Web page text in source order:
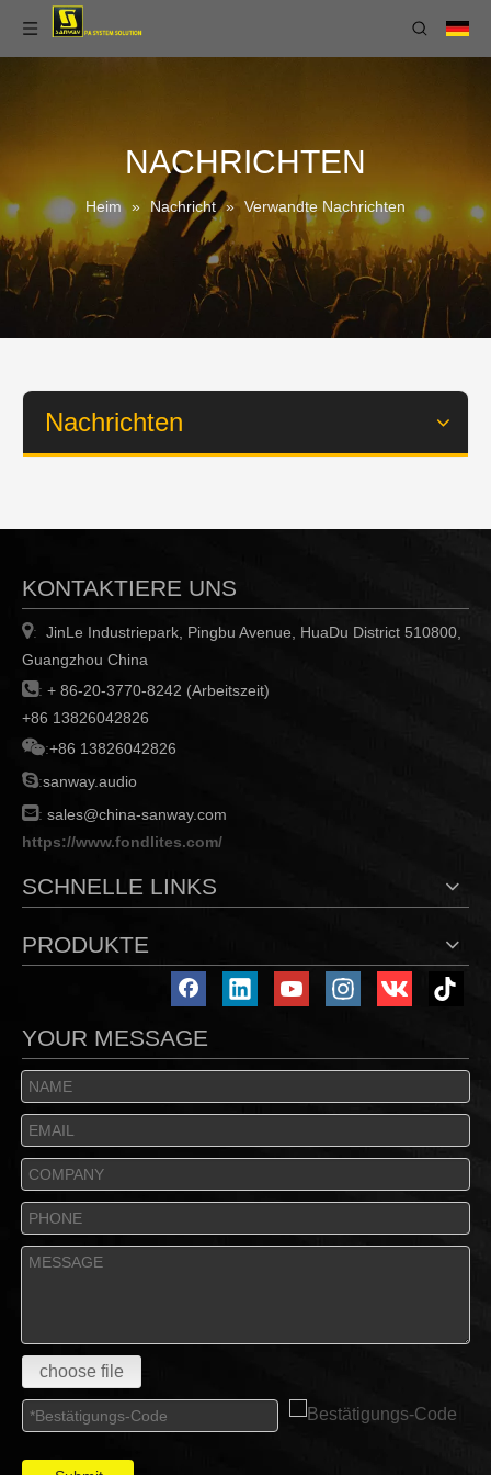
NACHRICHTEN
Heim » Nachricht » Verwandte Nachrichten
Nachrichten
KONTAKTIERE UNS
:
JinLe Industriepark, Pingbu Avenue, HuaDu District 510800,
Guangzhou China
: + 86-20-3770-8242 (Arbeitszeit)
+86 13826042826
:+86 13826042826
:sanway.audio
: sales@china-sanway.com
https://www.fondlites.com/
SCHNELLE LINKS
PRODUKTE
YOUR MESSAGE
choose file